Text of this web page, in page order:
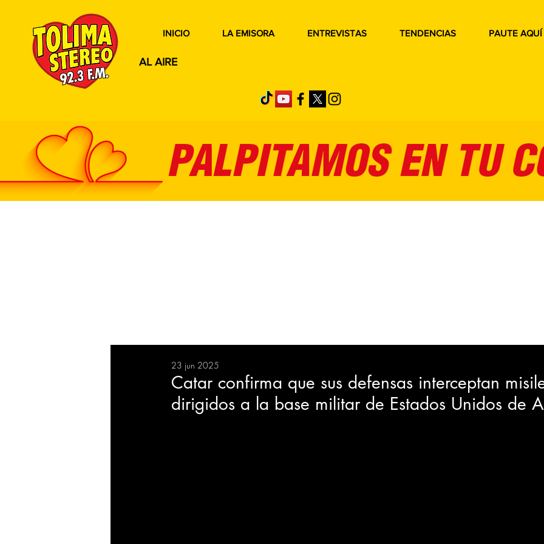
AL AIRE
INICIO LA EMISORA ENTREVISTAS TENDENCIAS PAUTE AQUÍ
BIENESTAR EVENTOS
Catar confirma que sus defensas interceptan
dirigidos a la base militar de Estados Unidos de
23 jun 2025